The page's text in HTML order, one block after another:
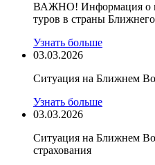
ВАЖНО! Информация о
туров в страны
Узнать больше
03.03.2026
Ситуация на Ближнем
Узнать больше
03.03.2026
Ситуация на Ближнем
страхования